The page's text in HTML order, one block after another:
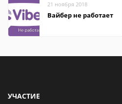
21 ноября 2018
Вайбер не работает
УЧАСТИЕ